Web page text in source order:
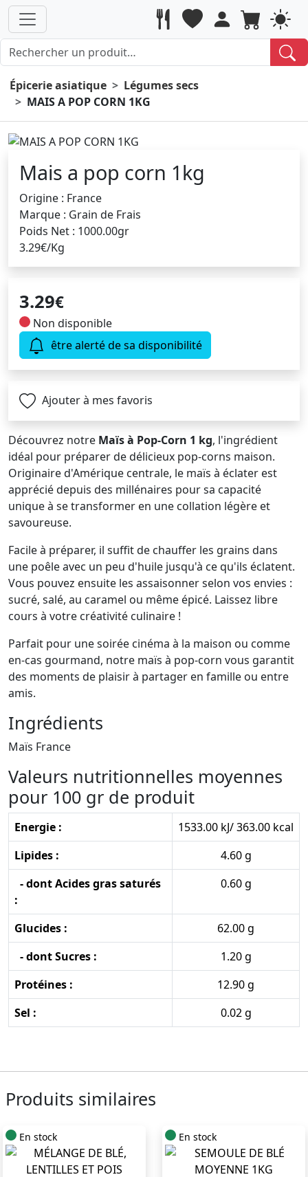
Épicerie asiatique
Légumes secs
MAIS A POP CORN 1KG
Mais a pop corn 1kg
Origine : France
Marque : Grain de Frais
Poids Net : 1000.00gr
3.29€/Kg
3.29€
Non disponible
être alerté de sa disponibilité
Ajouter à mes favoris
Découvrez notre Maïs à Pop-Corn 1 kg, l'ingrédient
idéal pour préparer de délicieux pop-corns maison.
Originaire d'Amérique centrale, le maïs à éclater est
apprécié depuis des millénaires pour sa capacité
unique à se transformer en une collation légère et
savoureuse.
Facile à préparer, il suffit de chauffer les grains dans
une poêle avec un peu d'huile jusqu'à ce qu'ils éclatent.
Vous pouvez ensuite les assaisonner selon vos envies :
sucré, salé, au caramel ou même épicé. Laissez libre
cours à votre créativité culinaire !
Parfait pour une soirée cinéma à la maison ou comme
en-cas gourmand, notre maïs à pop-corn vous garantit
des moments de plaisir à partager en famille ou entre
amis.
Ingrédients
Maïs France
Valeurs nutritionnelles moyennes
pour 100 gr de produit
Energie :
1533.00 kJ/ 363.00 kcal
Lipides :
4.60 g
- dont Acides gras saturés
:
0.60 g
Glucides :
62.00 g
- dont Sucres :
1.20 g
Protéines :
12.90 g
Sel :
0.02 g
Produits similaires
En stock En stock